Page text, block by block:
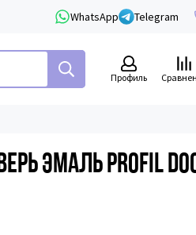
WhatsApp Telegram
Профиль
эмаль Profil